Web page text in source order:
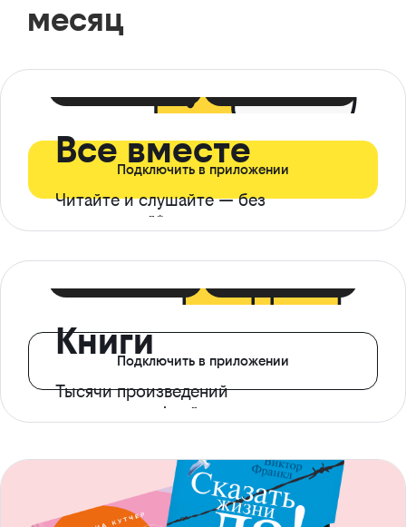
месяц
Все вместе
Читайте и слушайте — без
ограничений*
Подключить в приложении
Книги
Тысячи произведений
с доступом офлайн
Подключить в приложении